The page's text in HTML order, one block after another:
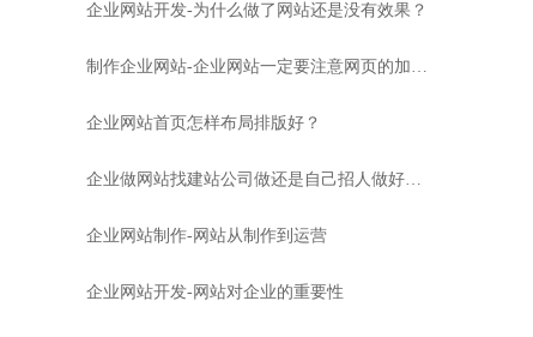
企业网站开发-为什么做了网站还是没有效果？
制作企业网站-企业网站一定要注意网页的加载速度
企业网站首页怎样布局排版好？
企业做网站找建站公司做还是自己招人做好呢？
企业网站制作-网站从制作到运营
企业网站开发-网站对企业的重要性